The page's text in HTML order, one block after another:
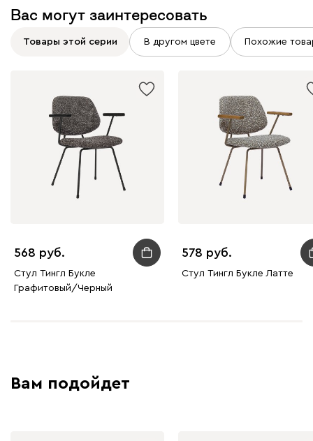
Вас могут заинтересовать
Товары этой серии В другом цвете Похожие
568
Стул Тингл Букле
Графитовый/Черный
578
Стул Тингл Букле Латте
Вам подойдет